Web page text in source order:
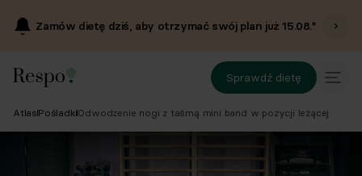
Zamów dietę dziś, aby otrzymać swój plan już15.08.*
Sprawdź dietę
Atlas PośladkiOdwodzenie nogi z taśmą mini band w pozycji leżącej